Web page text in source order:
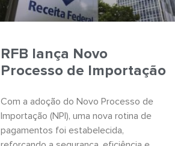
RFB lança Novo
Processo de Importação
Com a adoção do Novo Processo de
Importação (NPI), uma nova rotina de
pagamentos foi estabelecida,